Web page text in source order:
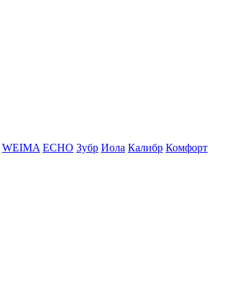
WEIMA ЕСНО Зубр Иола Калибр Комфорт